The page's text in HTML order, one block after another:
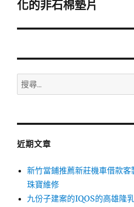
一
文
化的非石棉墊片
搜
尋
鍵
近期文章
新竹當鋪推薦新莊機車借款
珠寶維修
九份子建案的IQOS的高雄隆